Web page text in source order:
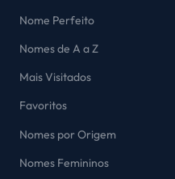
Nome Perfeito
Nomes de A a Z
Mais Visitados
Favoritos
Nomes por Origem
Nomes Femininos